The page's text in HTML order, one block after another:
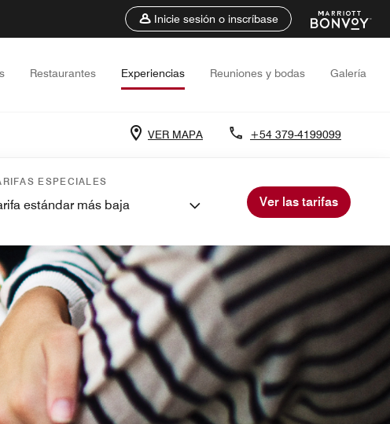
Inicie sesión o inscríbase
Restaurantes Experiencias Reuniones y bodas Galería
VER MAPA +54 379-4199099
ESPECIALES
estándar más baja Ver las tarifas